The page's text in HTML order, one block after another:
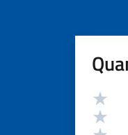
Valutazione